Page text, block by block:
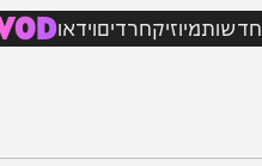
מיוזיקחרדיםוידאוVOD